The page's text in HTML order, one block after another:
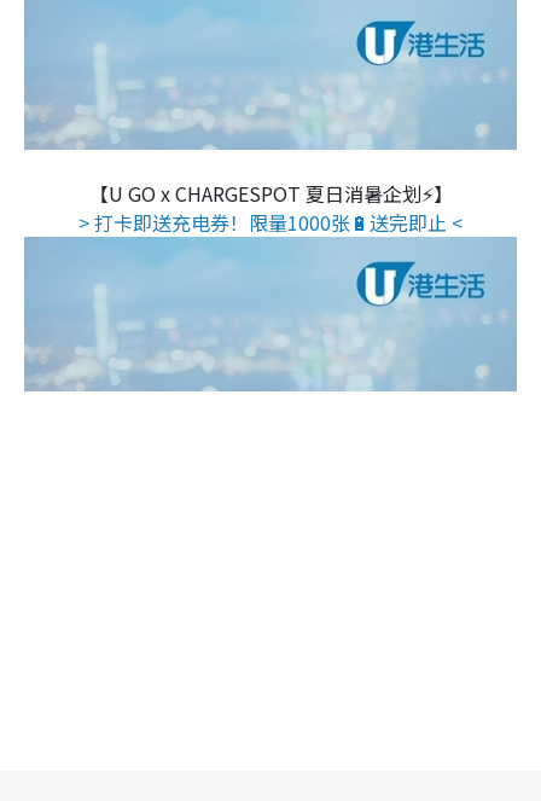
【U GO x CHARGESPOT 夏日消暑企划⚡】
> 打卡即送充电券！限量1000张🔋送完即止 <